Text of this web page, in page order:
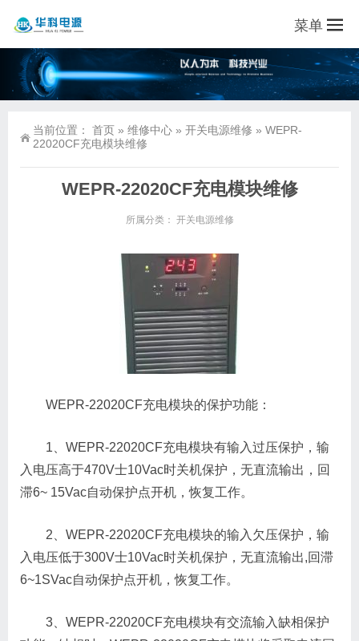
菜单
当前位置： 首页 » 维修中心 » 开关电源维修 » WEPR-
22020CF充电模块维修
WEPR-22020CF充电模块维修
所属分类： 开关电源维修
WEPR-22020CF充电模块的保护功能：
1、WEPR-22020CF充电模块有输入过压保护，输
入电压高于470V士10Vac时关机保护，无直流输出，回
滞6~ 15Vac自动保护点开机，恢复工作。
2、WEPR-22020CF充电模块的输入欠压保护，输
入电压低于300V士10Vac时关机保护，无直流输出,回滞
6~1SVac自动保护点开机，恢复工作。
3、WEPR-22020CF充电模块有交流输入缺相保护